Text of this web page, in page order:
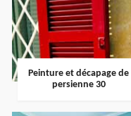
Peinture et décapage de
persienne 30